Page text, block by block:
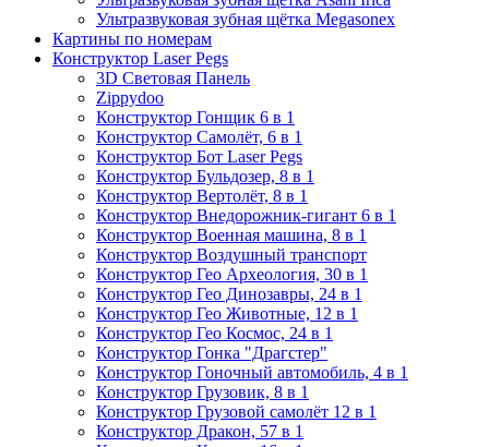
Ультразвуковая зубная щётка Megasonex
Картины по номерам
Конструктор Laser Pegs
3D Световая Панель
Zippydoo
Конструктор Гонщик 6 в 1
Конструктор Cамолёт, 6 в 1
Конструктор Бот Laser Pegs
Конструктор Бульдозер, 8 в 1
Конструктор Вертолёт, 8 в 1
Конструктор Внедорожник-гигант 6 в 1
Конструктор Военная машина, 8 в 1
Конструктор Воздушный транспорт
Конструктор Гео Археология, 30 в 1
Конструктор Гео Динозавры, 24 в 1
Конструктор Гео Животные, 12 в 1
Конструктор Гео Космос, 24 в 1
Конструктор Гонка "Драгстер"
Конструктор Гоночный автомобиль, 4 в 1
Конструктор Грузовик, 8 в 1
Конструктор Грузовой самолёт 12 в 1
Конструктор Дракон, 57 в 1